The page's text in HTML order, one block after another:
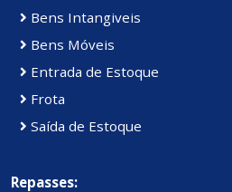
Bens Intangiveis
Bens Móveis
Entrada de Estoque
Frota
Saída de Estoque
Repasses: